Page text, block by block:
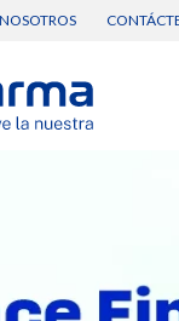
Canal de Ética
Ver todos los